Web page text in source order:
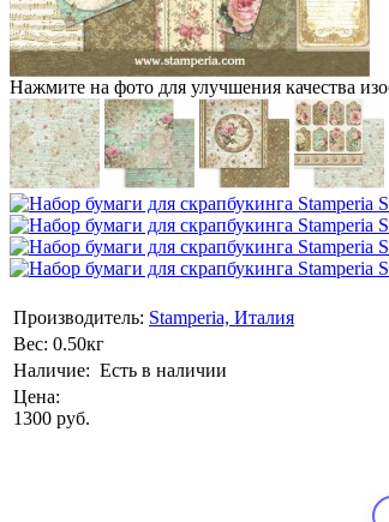
Нажмите на фото для улучшения качества
Производитель: Stamperia, Италия
Вес: 0.50кг
Наличие: Есть в наличии
Цена:
1300 руб.